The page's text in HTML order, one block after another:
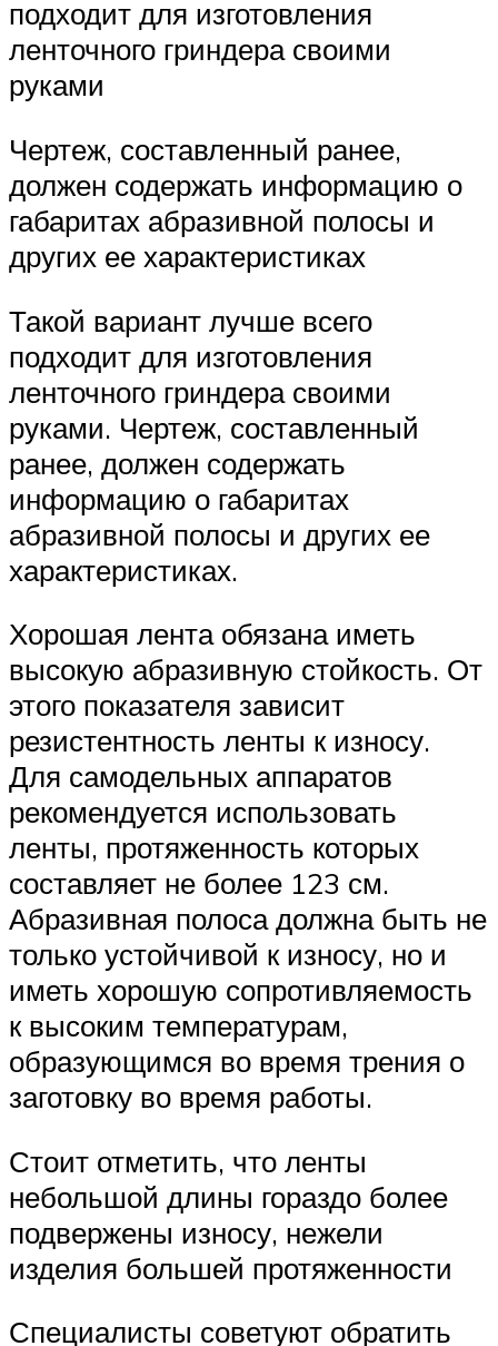
подходит для изготовления
ленточного гриндера своими
руками
Чертеж, составленный ранее,
должен содержать информацию о
габаритах абразивной полосы и
других ее характеристиках
Такой вариант лучше всего
подходит для изготовления
ленточного гриндера своими
руками. Чертеж, составленный
ранее, должен содержать
информацию о габаритах
абразивной полосы и других ее
характеристиках.
Хорошая лента обязана иметь
высокую абразивную стойкость. От
этого показателя зависит
резистентность ленты к износу.
Для самодельных аппаратов
рекомендуется использовать
ленты, протяженность которых
составляет не более 123 см.
Абразивная полоса должна быть не
только устойчивой к износу, но и
иметь хорошую сопротивляемость
к высоким температурам,
образующимся во время трения о
заготовку во время работы.
Стоит отметить, что ленты
небольшой длины гораздо более
подвержены износу, нежели
изделия большей протяженности
Специалисты советуют обратить